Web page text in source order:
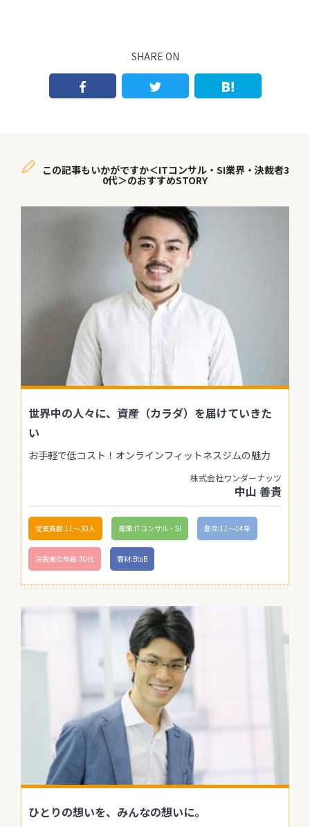
SHARE ON
この記事もいかがですか＜ITコンサル・SI業界・決裁者3
0代＞のおすすめSTORY
世界中の人々に、資産（カラダ）を届けていきた
い
お手軽で低コスト！オンラインフィットネスジムの魅力
株式会社ワンダーナッツ
中山 善貴
従業員数:11〜30人 業種:ITコンサル・SI 創立:11〜14年
決裁者の年齢:30代 商材:BtoB
ひとりの想いを、みんなの想いに。